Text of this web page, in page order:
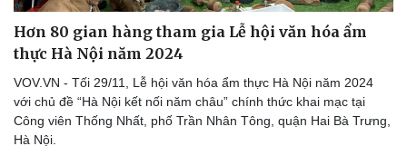
Văn hóa
Sân khấu - Điện ảnh
Giải trí
Hơn 80 gian hàng tham gia Lễ hội văn hóa ẩm
thực Hà Nội năm 2024
VOV.VN - Tối 29/11, Lễ hội văn hóa ẩm thực Hà Nội năm 2024
với chủ đề “Hà Nội kết nối năm châu” chính thức khai mạc tại
Công viên Thống Nhất, phố Trần Nhân Tông, quận Hai Bà Trưng,
Hà Nội.